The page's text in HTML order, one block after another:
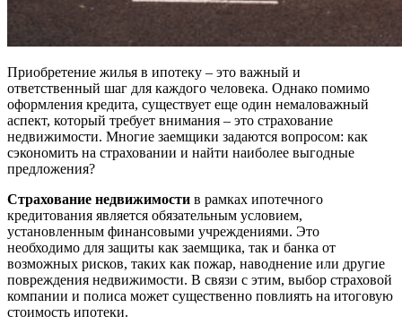
Приобретение жилья в ипотеку – это важный и
ответственный шаг для каждого человека. Однако помимо
оформления кредита, существует еще один немаловажный
аспект, который требует внимания – это страхование
недвижимости. Многие заемщики задаются вопросом: как
сэкономить на страховании и найти наиболее выгодные
предложения?
Страхование недвижимости в рамках ипотечного
кредитования является обязательным условием,
установленным финансовыми учреждениями. Это
необходимо для защиты как заемщика, так и банка от
возможных рисков, таких как пожар, наводнение или другие
повреждения недвижимости. В связи с этим, выбор страховой
компании и полиса может существенно повлиять на итоговую
стоимость ипотеки.